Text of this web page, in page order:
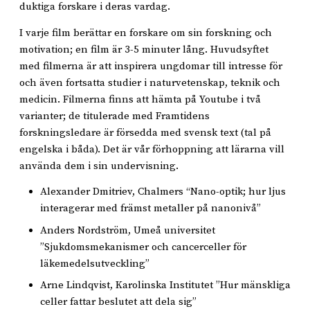
duktiga forskare i deras vardag.
I varje film berättar en forskare om sin forskning och
motivation; en film är 3-5 minuter lång. Huvudsyftet
med filmerna är att inspirera ungdomar till intresse för
och även fortsatta studier i naturvetenskap, teknik och
medicin. Filmerna finns att hämta på Youtube i två
varianter; de titulerade med Framtidens
forskningsledare är försedda med svensk text (tal på
engelska i båda). Det är vår förhoppning att lärarna vill
använda dem i sin undervisning.
Alexander Dmitriev, Chalmers “Nano-optik; hur ljus
interagerar med främst metaller på nanonivå”
Anders Nordström, Umeå universitet
”Sjukdomsmekanismer och cancerceller för
läkemedelsutveckling”
Arne Lindqvist, Karolinska Institutet ”Hur mänskliga
celler fattar beslutet att dela sig”